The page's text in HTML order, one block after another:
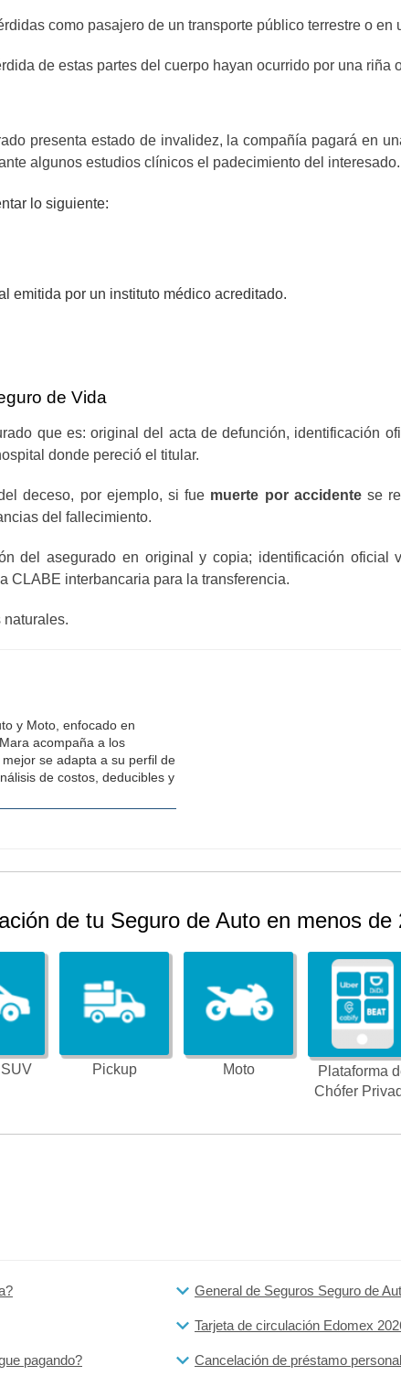
como pasajero de un transporte público terrestre o
de estas partes del cuerpo hayan ocurrido por una
presenta estado de invalidez, la compañía pagará en
algunos estudios clínicos el padecimiento del interesado.
lo siguiente:
emitida por un instituto médico acreditado.
de Vida
que es: original del acta de defunción, identificación
donde pereció el titular.
deceso, por ejemplo, si fue muerte por accidentese
del fallecimiento.
del asegurado en original y copia; identificación oficial
CLABE interbancaria para la transferencia.
naturales.
y Moto, enfocado en
acompaña a los
se adapta a su perfil de
de costos, deducibles y
de tu Seguro de Auto en menos de
Pickup Moto
Plataforma
Chófer
General de Seguros Seguro de
Tarjeta de circulación Edomex
pagando? Cancelación de préstamo